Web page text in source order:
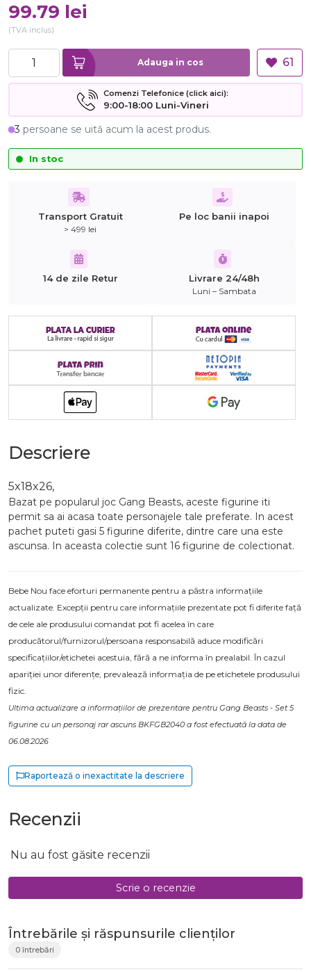
99.79 lei
(TVA inclus)
Adauga in cos 61
Comenzi Telefonice (click aici):
9:00-18:00 Luni-Vineri
3 persoane se uită acum la acest produs.
In stoc
Transport Gratuit
> 499 lei
Pe loc banii inapoi
14 de zile Retur Livrare 24/48h
Luni – Sambata
Descriere
5x18x26,
Bazat pe popularul joc Gang Beasts, aceste figurine iti
permit sa ai acasa toate personajele tale preferate. In acest
pachet puteti gasi 5 figurine diferite, dintre care una este
ascunsa. In aceasta colectie sunt 16 figurine de colectionat.
Bebe Nou face eforturi permanente pentru a păstra informațiile
actualizate. Excepții pentru care informațiile prezentate pot fi diferite față
de cele ale produsului comandat pot fi acelea în care
producătorul/furnizorul/persoana responsabilă aduce modificări
specificațiilor/etichetei acestuia, fără a ne informa în prealabil. În cazul
apariției unor diferențe, prevalează informația de pe etichetele produsului
fizic.
Ultima actualizare a informațiilor de prezentare pentru Gang Beasts - Set 5
figurine cu un personaj rar ascuns BKFGB2040 a fost efectuată la data de
06.08.2026
Raportează o inexactitate la descriere
Recenzii
Nu au fost găsite recenzii
Scrie o recenzie
Întrebările și răspunsurile clienților
0 întrebări